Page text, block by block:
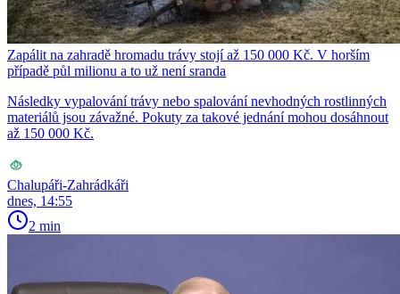
Zapálit na zahradě hromadu trávy stojí až 150 000 Kč. V horším
případě půl milionu a to už není sranda
Následky vypalování trávy nebo spalování nevhodných rostlinných
materiálů jsou závažné. Pokuty za takové jednání mohou dosáhnout
až 150 000 Kč.
Chalupáři-Zahrádkáři
dnes, 14:55
2 min